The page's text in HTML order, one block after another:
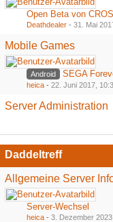
Open Beta von
Deathdealer - 31. Mai
Mobile Games
Android SEGA Forever:
heica - 22. Juni 2017,
Server Administration
Daddeltreff
Allgemeine Server
Server-Wechsel
heica - 3. Dezember